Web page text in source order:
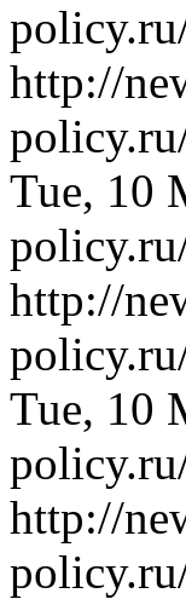
http://
Tue, 10
http://
Tue, 10
http://